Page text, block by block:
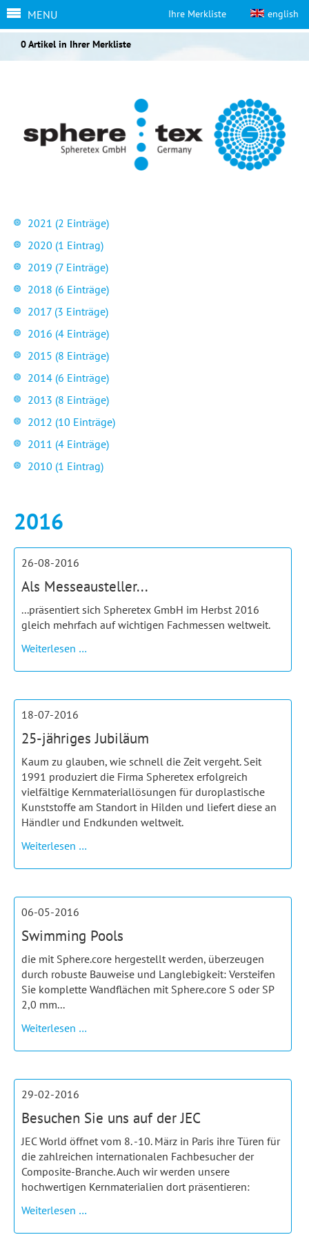
english
Ihre Merkliste
0 Artikel in Ihrer Merkliste
MENU
2021 (2 Einträge)
2020 (1 Eintrag)
2019 (7 Einträge)
2018 (6 Einträge)
2017 (3 Einträge)
2016 (4 Einträge)
2015 (8 Einträge)
2014 (6 Einträge)
2013 (8 Einträge)
2012 (10 Einträge)
2011 (4 Einträge)
2010 (1 Eintrag)
2016
26-08-2016
Als Messeausteller...
...präsentiert sich Spheretex GmbH im Herbst 2016
gleich mehrfach auf wichtigen Fachmessen weltweit.
Weiterlesen …
18-07-2016
25-jähriges Jubiläum
Kaum zu glauben, wie schnell die Zeit vergeht. Seit
1991 produziert die Firma Spheretex erfolgreich
vielfältige Kernmateriallösungen für duroplastische
Kunststoffe am Standort in Hilden und liefert diese an
Händler und Endkunden weltweit.
Weiterlesen …
06-05-2016
Swimming Pools
die mit Sphere.core hergestellt werden, überzeugen
durch robuste Bauweise und Langlebigkeit: Versteifen
Sie komplette Wandflächen mit Sphere.core S oder SP
2,0 mm...
Weiterlesen …
29-02-2016
Besuchen Sie uns auf der JEC
JEC World öffnet vom 8. -10. März in Paris ihre Türen für
die zahlreichen internationalen Fachbesucher der
Composite-Branche. Auch wir werden unsere
hochwertigen Kernmaterialien dort präsentieren:
Weiterlesen …